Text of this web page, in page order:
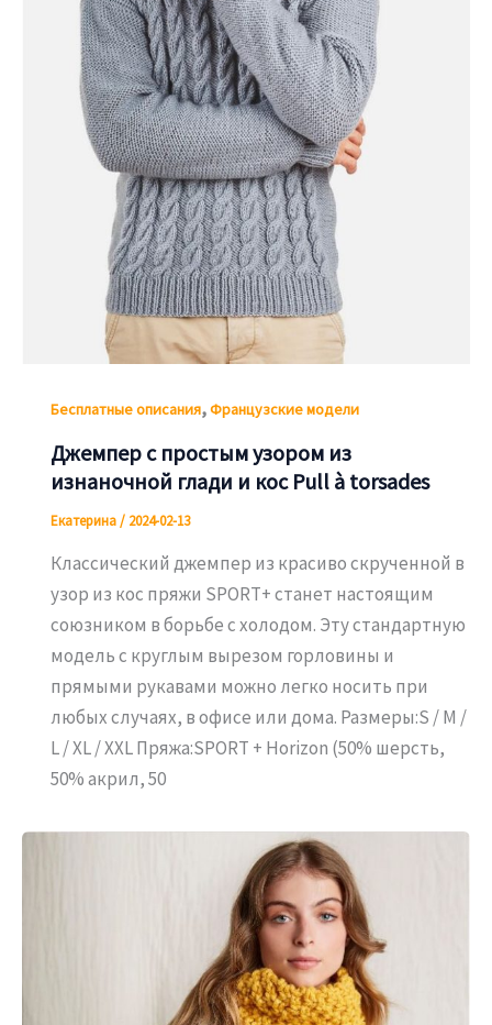
Бесплатные описания,Французские модели
Джемпер с простым узором из
изнаночной глади и кос Pull à torsades
Екатерина/ 2024-02-13
Классический джемпер из красиво скрученной в
узор из кос пряжи SPORT+ станет настоящим
союзником в борьбе с холодом. Эту стандартную
модель с круглым вырезом горловины и
прямыми рукавами можно легко носить при
любых случаях, в офисе или дома. Размеры:S / M /
L / XL / XXL Пряжа:SPORT + Horizon (50% шерсть,
50% акрил, 50